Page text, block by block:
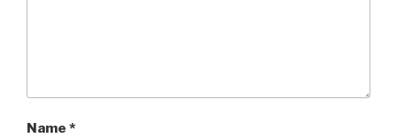
Name *